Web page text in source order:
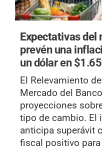
Expectativas del
prevén una
un dólar en
El Relevamiento
Mercado del
proyecciones
tipo de cambio. El
anticipa superávit
fiscal positivo